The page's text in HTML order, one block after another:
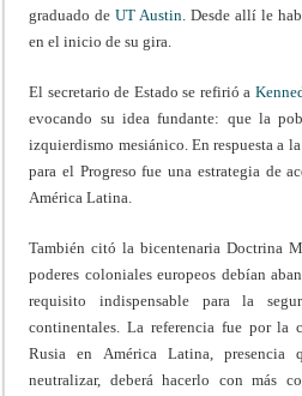
graduado deUT Austin. Desde allí le
en el inicio de su gira.
El secretario de Estado se refirió a
evocando su idea fundante: que la
izquierdismo mesiánico. En respuesta a
para el Progreso fue una estrategia de
América Latina.
También citó la bicentenaria Doctrina
poderes coloniales europeos debían
requisito indispensable para la
continentales. La referencia fue por la
Rusia en América Latina, presencia
neutralizar, deberá hacerlo con más